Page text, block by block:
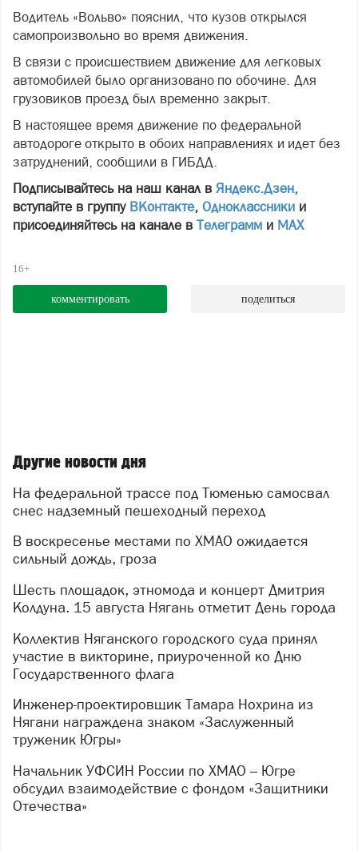
Водитель «Вольво» пояснил, что кузов открылся
самопроизвольно во время движения.
В связи с происшествием движение для легковых
автомобилей было организовано по обочине. Для
грузовиков проезд был временно закрыт.
В настоящее время движение по федеральной
автодороге открыто в обоих направлениях и идет без
затруднений, сообщили в ГИБДД.
Подписывайтесь на наш канал в Яндекс.Дзен,
вступайте в группу ВКонтакте, Одноклассники и
присоединяйтесь на канале в Телеграмм и МАХ
16+
комментировать поделиться
Другие новости дня
На федеральной трассе под Тюменью самосвал
снес надземный пешеходный переход
В воскресенье местами по ХМАО ожидается
сильный дождь, гроза
Шесть площадок, этномода и концерт Дмитрия
Колдуна. 15 августа Нягань отметит День города
Коллектив Няганского городского суда принял
участие в викторине, приуроченной ко Дню
Государственного флага
Инженер-проектировщик Тамара Нохрина из
Нягани награждена знаком «Заслуженный
труженик Югры»
Начальник УФСИН России по ХМАО – Югре
обсудил взаимодействие с фондом «Защитники
Отечества»